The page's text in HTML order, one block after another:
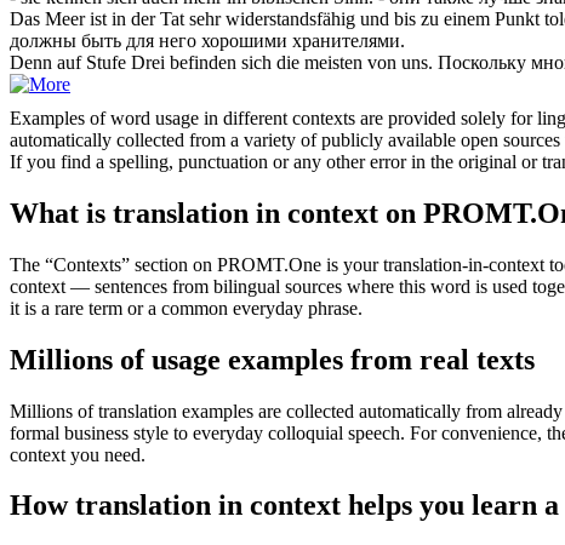
Das Meer ist in der Tat sehr widerstandsfähig und bis zu einem Punkt
должны быть для него хорошими хранителями.
Denn auf Stufe Drei befinden sich die meisten von uns. Поскольку
Examples of word usage in different contexts are provided solely for
automatically collected from a variety of publicly available open
If you find a spelling, punctuation or any other error in the original or
What is translation in context on
The “Contexts” section on PROMT.One is your translation-in-context
context — sentences from bilingual sources where this word is used
it is a rare term or a common everyday phrase.
Millions of usage examples from real texts
Millions of translation examples are collected automatically from
formal business style to everyday colloquial speech. For convenience,
context you need.
How translation in context helps you learn a